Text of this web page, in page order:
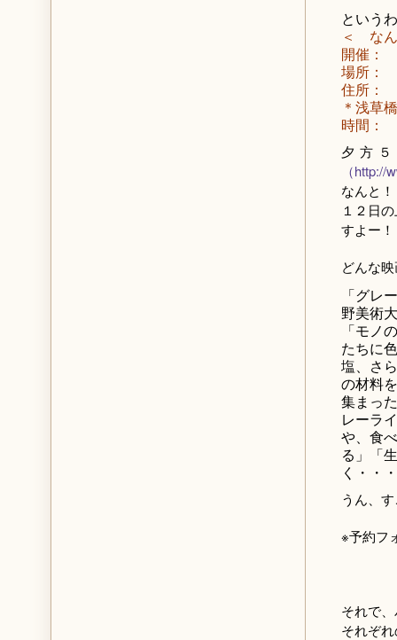
という
＜ な
開催：
場所：
住所：
＊浅草
時間：
夕方
（http://
なんと
１２日
すよー
どんな
「グレ
野美術
「モノ
たちに
塩、さ
の材料
集まっ
レーラ
や、食
る」「
く・・・
うん、
※予約
それで
それぞ